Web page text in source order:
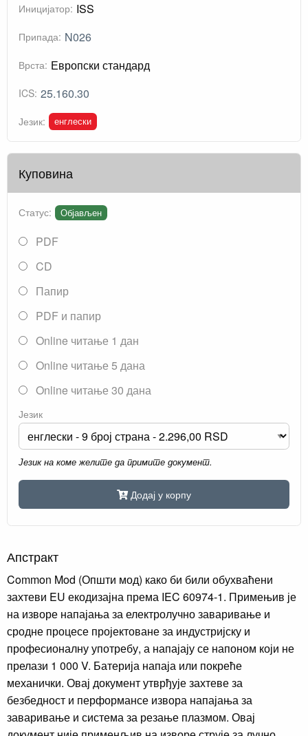
Иницијатор: ISS
Припада: N026
Врста: Европски стандард
ICS: 25.160.30
Језик: енглески
Куповина
Статус: Објављен
PDF
CD
Папир
PDF и папир
Online читање 1 дан
Online читање 5 дана
Online читање 30 дана
Језик
Језик на коме желите да примите документ.
Додај у корпу
Апстракт
Common Mod (Општи мод) како би били обухваћени
захтеви EU екодизајна према IEC 60974-1. Примењив је
на изворе напајања за електролучно заваривање и
сродне процесе пројектоване за индустријску и
професионалну употребу, а напајају се напоном који не
прелази 1 000 V. Батерија напаја или покреће
механички. Овај документ утврђује захтеве за
безбедност и перформансе извора напајања за
заваривање и система за резање плазмом. Овај